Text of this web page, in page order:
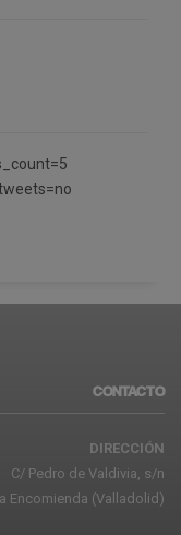
CONTACTO
DIRECCIÓN
C/ Pedro de Valdivia, s/n
Encomienda (Valladolid)